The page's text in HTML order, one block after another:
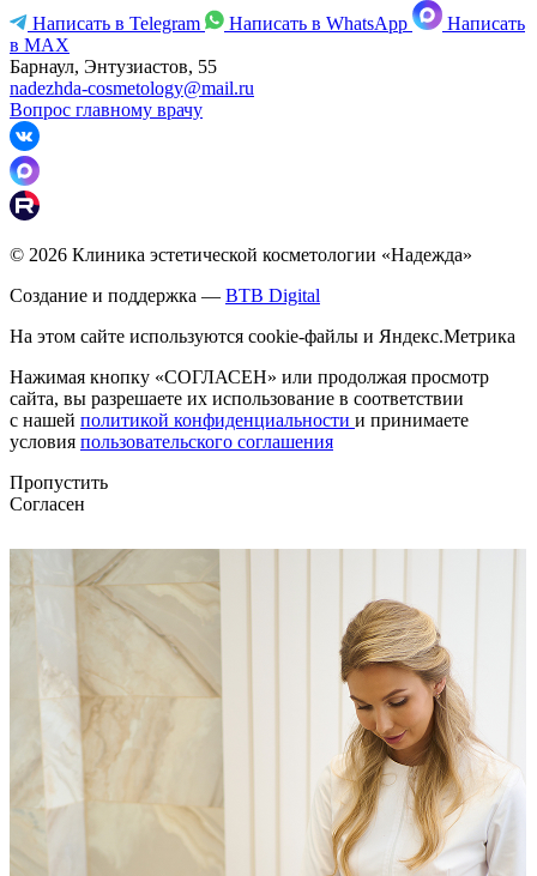
Написать в Telegram
Написать в WhatsApp
Написать
в MAX
Барнаул, Энтузиастов, 55
nadezhda-cosmetology@mail.ru
Вопрос главному врачу
© 2026 Клиника эстетической косметологии «Надежда»
Создание и поддержка — BTB Digital
На этом сайте используются cookie-файлы и Яндекс.Метрика
Нажимая кнопку «СОГЛАСЕН» или продолжая просмотр
сайта, вы разрешаете их использование в соответствии
с нашей политикой конфиденциальности и принимаете
условия пользовательского соглашения
Пропустить
Согласен